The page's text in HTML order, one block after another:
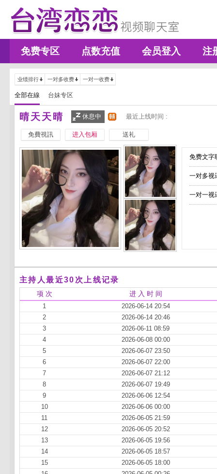
免费专区 点数充值 会员登入 注
业绩排行 一对多收费 一对一收费
全部在線 台妹专区
晴天天晴 休息中 最近上线时间 :
免費視訊 进入包厢 送礼
免费文
一对多
一对一
主持人最近30次上线记录
项 次 进 入 时 间
1
2026-06-14 20:54
2
2026-06-14 20:46
3
2026-06-11 08:59
4
2026-06-08 00:00
5
2026-06-07 23:50
6
2026-06-07 22:00
7
2026-06-07 21:12
8
2026-06-07 19:49
9
2026-06-06 12:54
10
2026-06-06 00:00
11
2026-06-05 21:59
12
2026-06-05 20:52
13
2026-06-05 19:56
14
2026-06-05 18:57
15
2026-06-05 18:00